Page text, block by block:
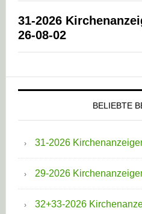
31-2026
26-08-02
BELIEBTE
31-2026
29-2026
32+33-2026